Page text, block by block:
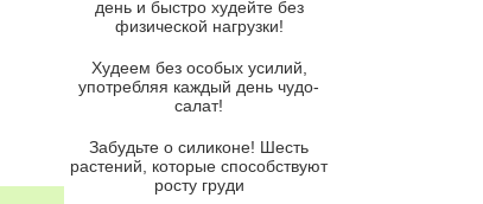
Грибной крем-суп с кростини с
козьим сыром
Суп мисо с зеленым луком и
тофу
из рукколы
Португальский чесночный суп с
день и быстро худейте без
физической нагрузки!
Худеем без особых усилий,
употребляя каждый день чудо-
салат!
Забудьте о силиконе! Шесть
растений, которые способствуют
росту груди